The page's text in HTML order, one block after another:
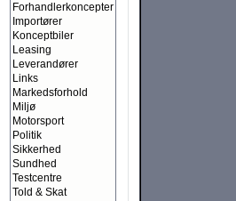
Forhandlerkoncepter
Importører
Konceptbiler
Leasing
Leverandører
Links
Markedsforhold
Miljø
Motorsport
Politik
Sikkerhed
Sundhed
Testcentre
Told & Skat